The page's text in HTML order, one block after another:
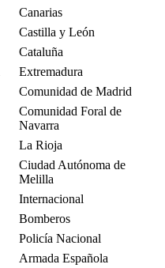
Canarias
Castilla y León
Cataluña
Extremadura
Comunidad de Madrid
Comunidad Foral de
Navarra
La Rioja
Ciudad Autónoma de
Melilla
Internacional
Bomberos
Policía Nacional
Armada Española